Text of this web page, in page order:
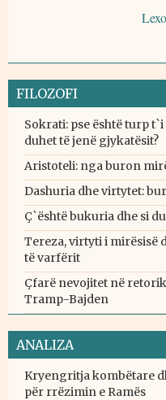
FILOZOFI
Sokrati: pse është turp
duhet të jenë gjykatësit?
Aristoteli: nga buron
Dashuria dhe virtytet:
Ç`është bukuria dhe si
Tereza, virtyti i mirësisë
të varfërit
Çfarë nevojitet në
Tramp-Bajden
ANALIZA
Kryengritja kombëtare
për rrëzimin e Ramës